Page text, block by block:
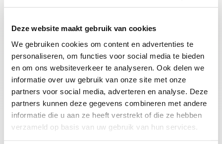
Deze website maakt gebruik van cookies
We gebruiken cookies om content en advertenties te
personaliseren, om functies voor social media te bieden
en om ons websiteverkeer te analyseren. Ook delen we
informatie over uw gebruik van onze site met onze
partners voor social media, adverteren en analyse. Deze
partners kunnen deze gegevens combineren met andere
informatie die u aan ze heeft verstrekt of die ze hebben
verzameld op basis van uw gebruik van hun services.
Wijn-spijs advies
Lekker als aperitief bij een mooi diner,
bij verse geitenkaas en bij gevogelte
zoals parelhoen met een romige saus.